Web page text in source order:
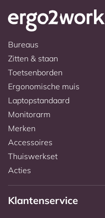
Bureaus
Zitten & staan
Toetsenborden
Ergonomische muis
Laptopstandaard
Monitorarm
Merken
Accessoires
Thuiswerkset
Acties
Klantenservice